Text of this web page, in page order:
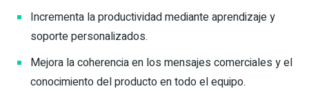
Incrementa la productividad mediante aprendizaje y
soporte personalizados.
Mejora la coherencia en los mensajes comerciales y el
conocimiento del producto en todo el equipo.